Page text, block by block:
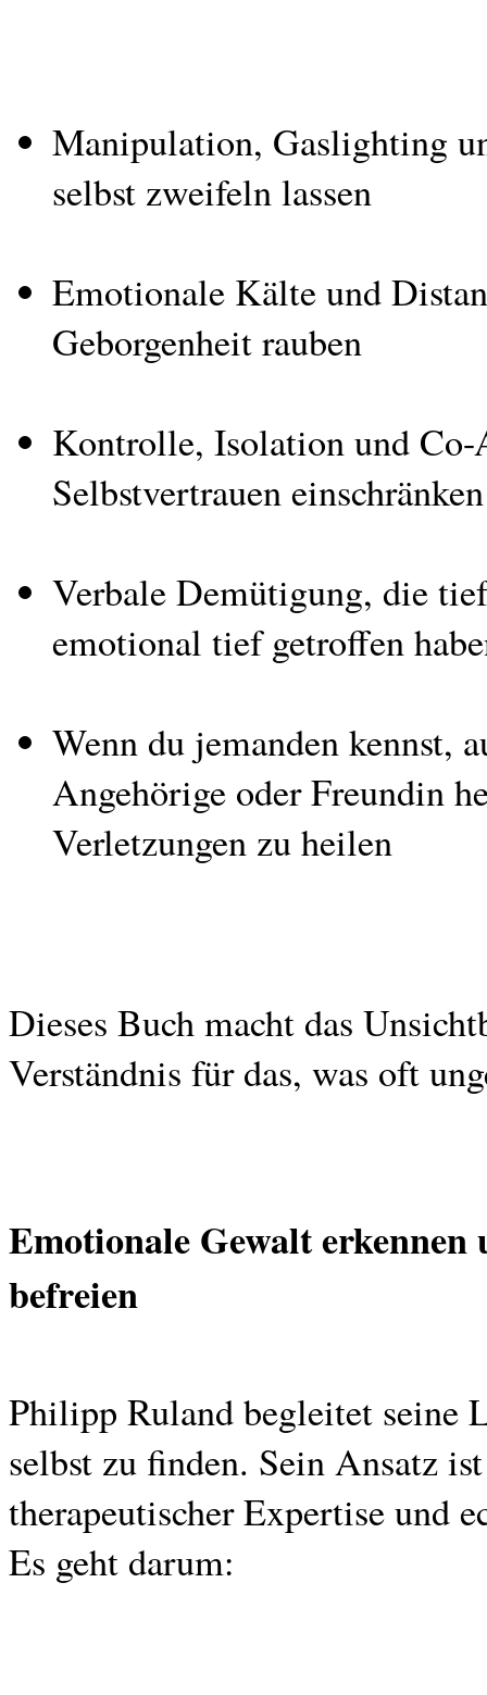
Manipulation, Gaslighting
selbst zweifeln lassen
Emotionale Kälte und
Geborgenheit rauben
Kontrolle, Isolation und
Selbstvertrauen einschränken
Verbale Demütigung, die
emotional tief getroffen
Wenn du jemanden kennst,
Angehörige oder Freundin
Verletzungen zu heilen
Dieses Buch macht das
Verständnis für das, was oft
Emotionale Gewalt erkennen
befreien
Philipp Ruland begleitet seine
selbst zu finden. Sein Ansatz
therapeutischer Expertise und
Es geht darum: